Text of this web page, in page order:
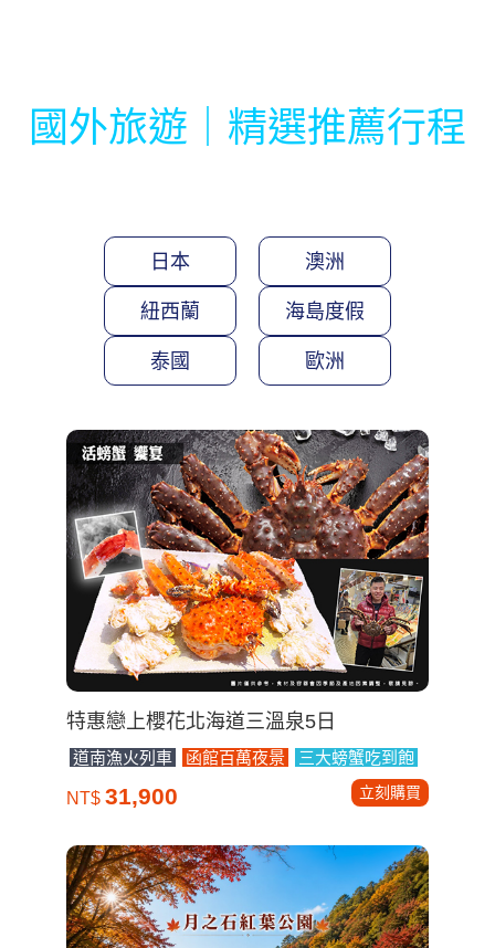
國外旅遊｜精選推薦行程
日本 澳洲
紐西蘭 海島度假
泰國 歐洲
特惠戀上櫻花北海道三溫泉5日
道南漁火列車 函館百萬夜景 三大螃蟹吃到飽
NT$ 31,900 立刻購買